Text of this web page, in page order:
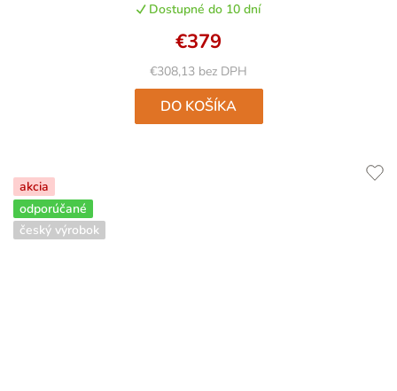
je
5,0
z
5
hviezdičiek.
Dostupné do 10 dní
€308,13 bez DPH
€379
DO KOŠÍKA
akcia
odporúčané
český výrobok